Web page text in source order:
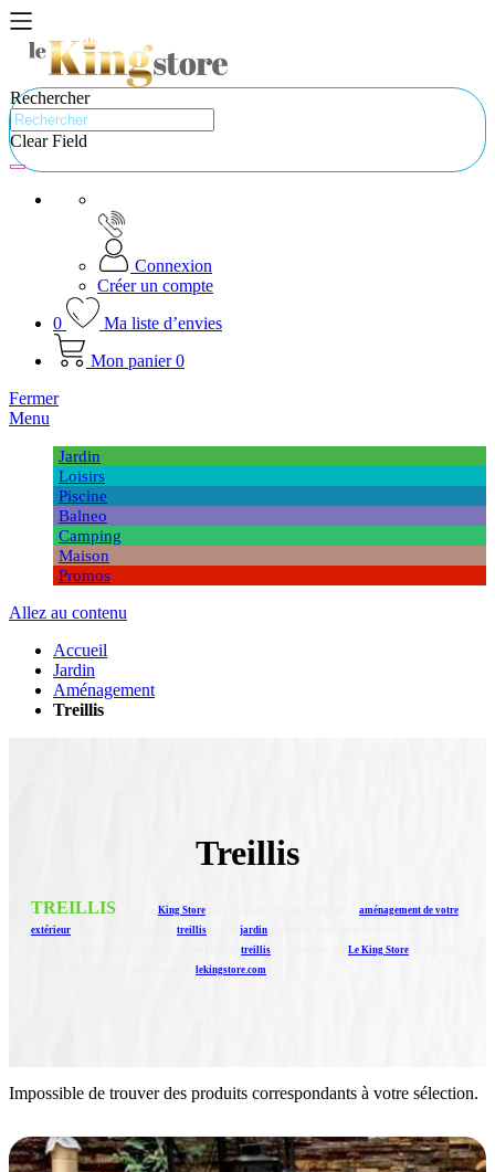
Rechercher
Clear Field
Connexion
Créer un compte
0
Ma liste d’envies
Mon panier 0
Fermer
Menu
Jardin
Loisirs
Piscine
Balneo
Camping
Maison
Promos
Allez au contenu
Accueil
Jardin
Aménagement
Treillis
Treillis
TREILLIS King Store
aménagement de votre
extérieur
treillis jardin
treillis Le King Store
lekingstore.com
Impossible de trouver des produits correspondants à votre sélection.